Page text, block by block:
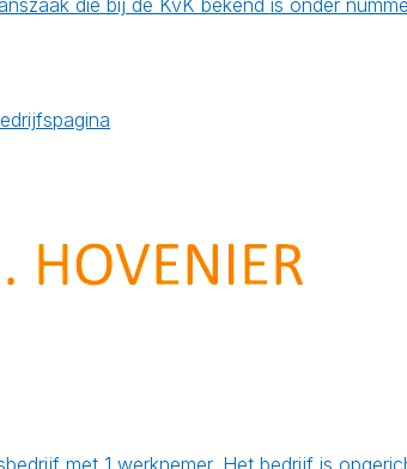
met 1 werknemer. Het bedrijf is